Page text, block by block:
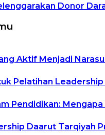
Donor
Aktif Menjadi
Pelatihan
Pendidikan:
Daarut Tarqiyah